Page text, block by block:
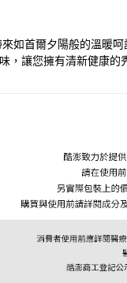
如首爾夕陽般的溫暖
，讓您擁有清新健康